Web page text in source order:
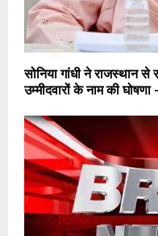
सोनिया गांधी ने राजस्थान
उम्मीदवारों के नाम की